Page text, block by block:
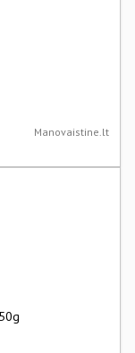
Manovaistine.lt